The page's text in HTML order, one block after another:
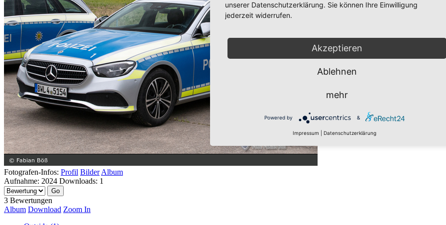
Fotografen-Infos: Profil Bilder Album
Aufnahme: 2024 Downloads: 1
3 Bewertungen
Album Download Zoom In
unserer Datenschutzerklärung. Sie können Ihre Einwilligung
jederzeit widerrufen.
Akzeptieren
Ablehnen
mehr
Powered by &
Impressum Datenschutzerklärung